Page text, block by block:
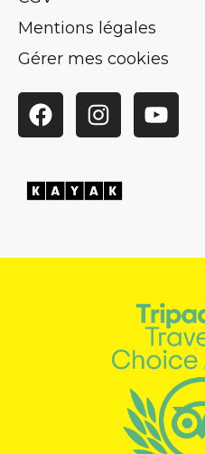
Mentions légales
Gérer mes cookies
FacebookInstagramYouTube